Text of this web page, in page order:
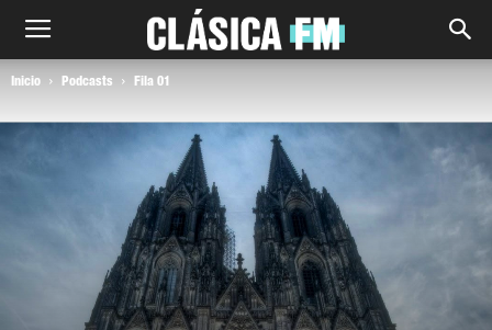
Inicio Podcasts Fila 01